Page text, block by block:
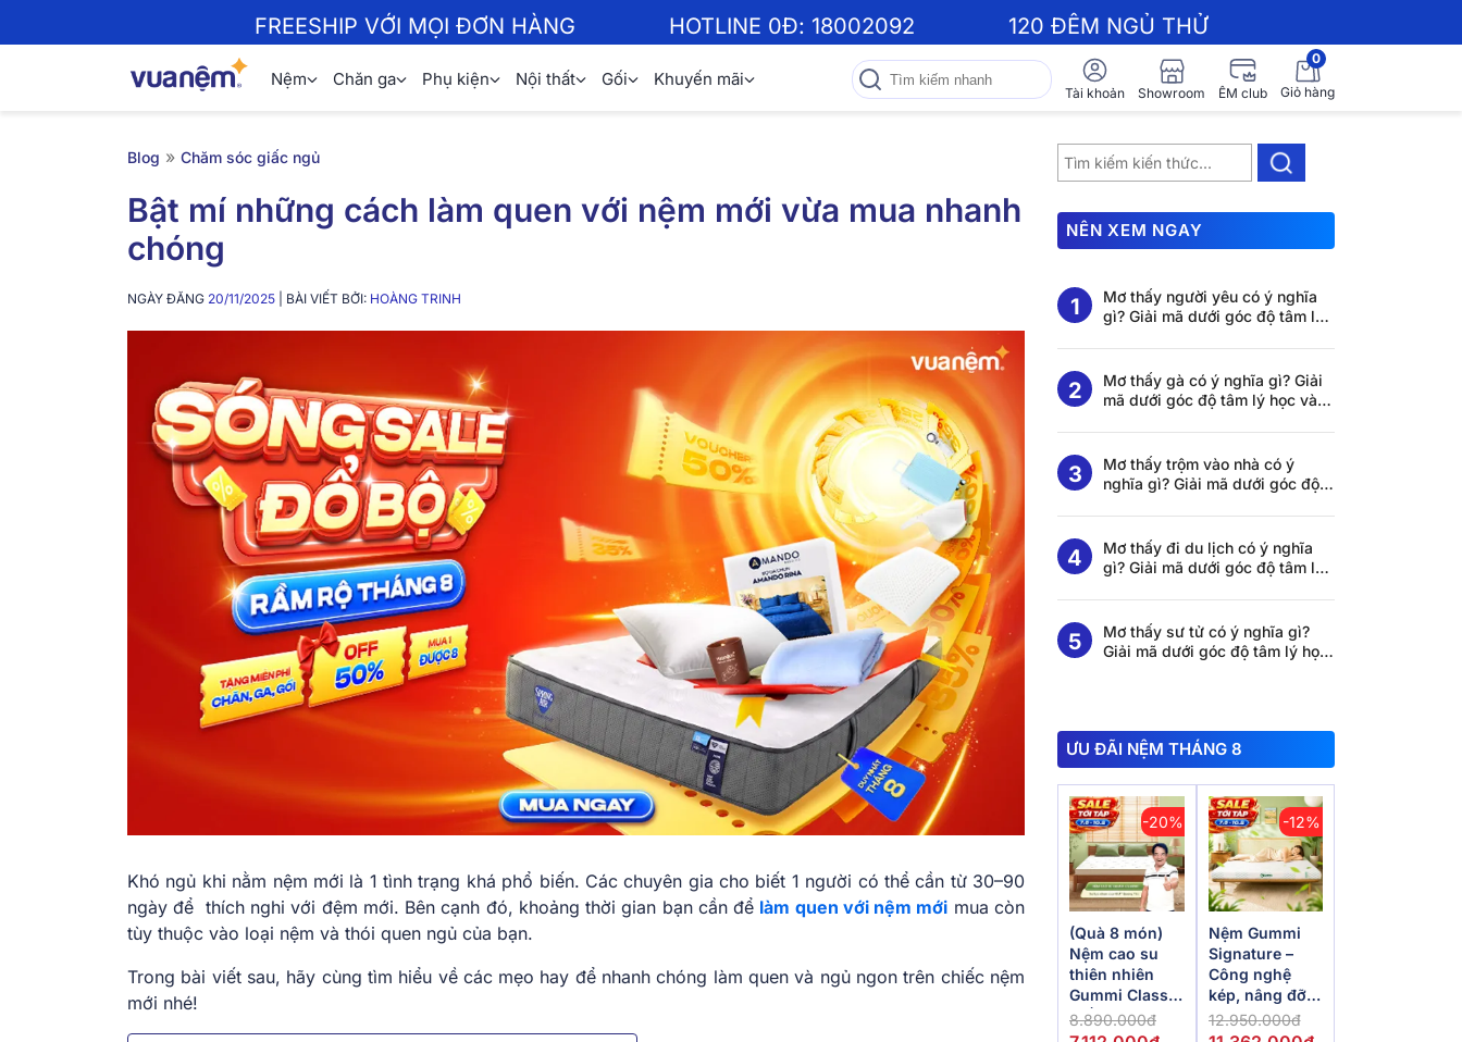
FREESHIP VỚI MỌI ĐƠN HÀNG HOTLINE 0Đ: 18002092 120 ĐÊM NGỦ THỬ
Nệm Chăn ga Phụ kiện Nội thất Gối Khuyến mãi
Tài khoản Showroom ÊM club
0
Giỏ hàng
Blog » Chăm sóc giấc ngủ
Bật mí những cách làm quen với nệm mới vừa mua nhanh
chóng
NGÀY ĐĂNG 20/11/2025 | BÀI VIẾT BỞI: HOÀNG TRINH
Khó ngủ khi nằm nệm mới là 1 tình trạng khá phổ biến. Các chuyên gia cho biết 1 người có thể cần từ 30–90
ngày để thích nghi với đệm mới. Bên cạnh đó, khoảng thời gian bạn cần để làm quen với nệm mới mua còn
tùy thuộc vào loại nệm và thói quen ngủ của bạn.
Trong bài viết sau, hãy cùng tìm hiểu về các mẹo hay để nhanh chóng làm quen và ngủ ngon trên chiếc nệm
mới nhé!
NÊN XEM NGAY
Mơ thấy người yêu có ý nghĩa
gì? Giải mã dưới góc độ tâm lý
Mơ thấy gà có ý nghĩa gì? Giải
mã dưới góc độ tâm lý học và
Mơ thấy trộm vào nhà có ý
nghĩa gì? Giải mã dưới góc độ
ngủ
Mơ thấy đi du lịch có ý nghĩa
gì? Giải mã dưới góc độ tâm lý
Mơ thấy sư tử có ý nghĩa gì?
Giải mã dưới góc độ tâm lý học
ƯU ĐÃI NỆM THÁNG 8
-20%
(Quà 8 món)
Nệm cao su
thiên nhiên
Gummi Classic
thế hệ mới dày
5/10/15cm
8.890.000đ
-12%
Nệm Gummi
Signature –
Công nghệ
kép, nâng đỡ
vượt trội,
kháng khuẩn
12.950.000đ